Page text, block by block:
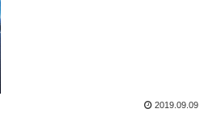
2019.09.09